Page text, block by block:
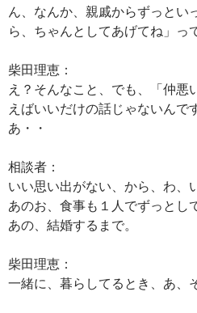
ん、なんか、親戚からずっとい
ら、ちゃんとしてあげてね」っ
柴田理恵：
え？そんなこと、でも、「仲悪
えばいいだけの話じゃないんで
あ・・
相談者：
いい思い出がない、から、わ、
あのお、食事も１人でずっとし
あの、結婚するまで。
柴田理恵：
一緒に、暮らしてるとき、あ、